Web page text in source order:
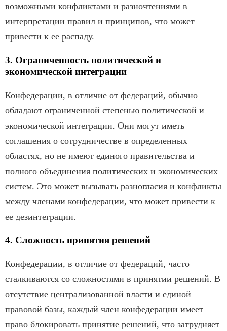
возможными конфликтами и разночтениями в
интерпретации правил и принципов, что может
привести к ее распаду.
3. Ограниченность политической и
экономической интеграции
Конфедерации, в отличие от федераций, обычно
обладают ограниченной степенью политической и
экономической интеграции. Они могут иметь
соглашения о сотрудничестве в определенных
областях, но не имеют единого правительства и
полного объединения политических и экономических
систем. Это может вызывать разногласия и конфликты
между членами конфедерации, что может привести к
ее дезинтеграции.
4. Сложность принятия решений
Конфедерации, в отличие от федераций, часто
сталкиваются со сложностями в принятии решений. В
отсутствие централизованной власти и единой
правовой базы, каждый член конфедерации имеет
право блокировать принятие решений, что затрудняет